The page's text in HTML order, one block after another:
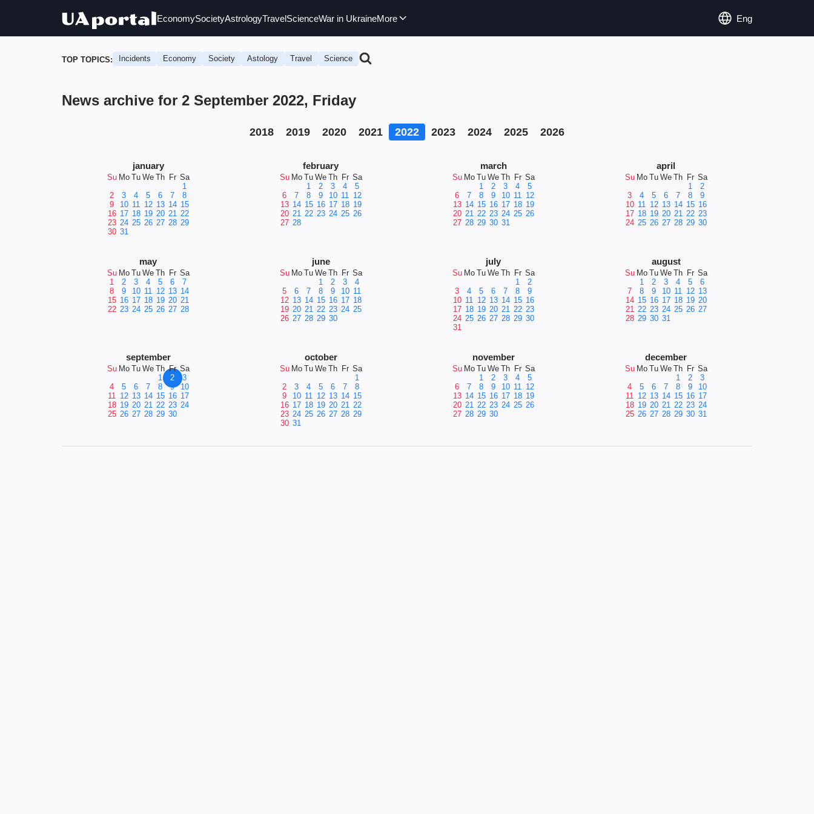
EconomySocietyAstrologyTravelScienceWar in UkraineMore Eng
TOP TOPICS: Incidents Economy Society Astology Travel Science
News archive for 2 September 2022, Friday
2018 2019 2020 2021 2022 2023 2024 2025 2026
january
Su Mo Tu We Th Fr Sa
1
2
3 4 5 6 7
8
9
10 11 12 13 14 15
16 17 18 19 20 21 22
23 24 25 26 27 28 29
30 31
february
Su Mo Tu We Th Fr Sa
1
2 3 4
5
6
7 8 9 10 11 12
13 14 15 16 17 18 19
20 21 22 23 24 25 26
27 28
march
Su Mo Tu We Th Fr Sa
1
2 3 4
5
6
7 8 9 10 11 12
13 14 15 16 17 18 19
20 21 22 23 24 25 26
27 28 29 30 31
april
Su Mo Tu We Th Fr Sa
1
2
3
4 5 6 7 8
9
10 11 12 13 14 15 16
17 18 19 20 21 22 23
24 25 26 27 28 29 30
may
Su Mo Tu We Th Fr Sa
1
2 3 4 5 6
7
8
9 10 11 12 13 14
15 16 17 18 19 20 21
22 23 24 25 26 27 28
june
Su Mo Tu We Th Fr Sa
1
2 3
4
5
6 7 8 9 10 11
12 13 14 15 16 17 18
19 20 21 22 23 24 25
26 27 28 29 30
july
Su Mo Tu We Th Fr Sa
1
2
3
4 5 6 7 8
9
10 11 12 13 14 15 16
17 18 19 20 21 22 23
24 25 26 27 28 29 30
31
august
Su Mo Tu We Th Fr Sa
1
2 3 4 5
6
7
8 9 10 11 12 13
14 15 16 17 18 19 20
21 22 23 24 25 26 27
28 29 30 31
september
Su Mo Tu We Th Fr Sa
1
2
3
4
5 6 7 8 9
10
11 12 13 14 15 16 17
18 19 20 21 22 23 24
25 26 27 28 29 30
october
Su Mo Tu We Th Fr Sa
1
2
3 4 5 6 7
8
9
10 11 12 13 14 15
16 17 18 19 20 21 22
23 24 25 26 27 28 29
30 31
november
Su Mo Tu We Th Fr Sa
1
2 3 4
5
6
7 8 9 10 11 12
13 14 15 16 17 18 19
20 21 22 23 24 25 26
27 28 29 30
december
Su Mo Tu We Th Fr Sa
1
2
3
4
5 6 7 8 9
10
11 12 13 14 15 16 17
18 19 20 21 22 23 24
25 26 27 28 29 30 31